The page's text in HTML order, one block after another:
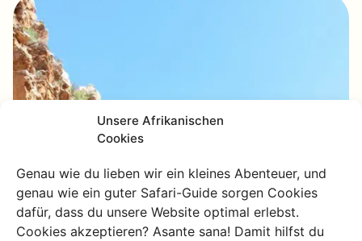
Unsere Afrikanischen
Cookies
Genau wie du lieben wir ein kleines Abenteuer, und
genau wie ein guter Safari-Guide sorgen Cookies
dafür, dass du unsere Website optimal erlebst.
Cookies akzeptieren? Asante sana! Damit hilfst du